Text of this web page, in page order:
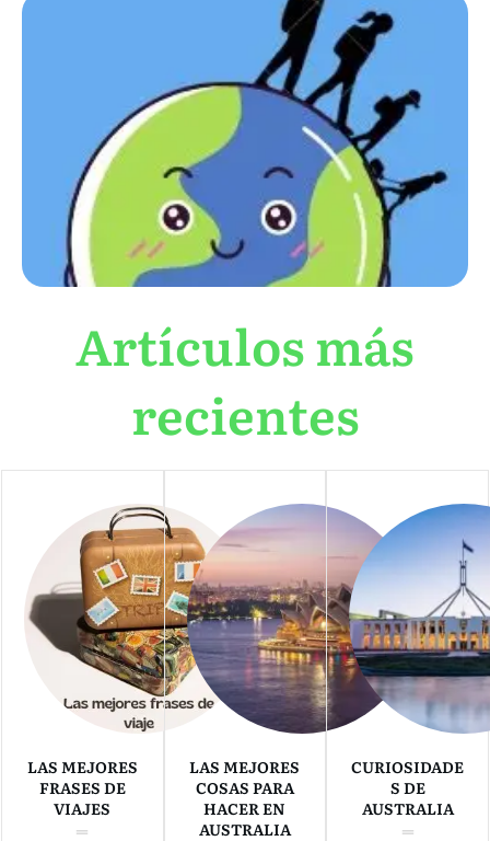
Artículos más
recientes
LAS MEJORES
FRASES DE
VIAJES
LAS MEJORES
COSAS PARA
HACER EN
AUSTRALIA
CURIOSIDADE
S DE
AUSTRALIA